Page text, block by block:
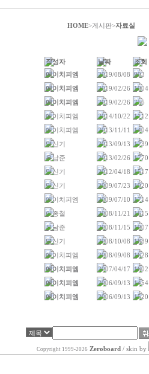
HOME>게시판>자료실
작성자 날짜
조회
에이치피엠 2019/08/08 903
에이치피엠 2019/02/26 1004
에이치피엠 2019/02/26 756
에이치피엠 2014/10/22 1112
에이치피엠 2013/11/11
1404
명신기 2013/09/13 1239
유남준 2013/02/26 1770
명신기 2012/04/18 1517
명신기 2009/07/23 1920
에이치피엠 2009/07/10 1714
이종철 2008/11/21
1615
유남준 2008/11/15 1907
명신기 2008/10/08 1889
에이치피엠 2008/09/08 1628
에이치피엠 2007/04/17 1602
에이치피엠 2006/09/13 1454
에이치피엠 2006/09/13 1520
Copyright 1999-2026 Zeroboard / skin by